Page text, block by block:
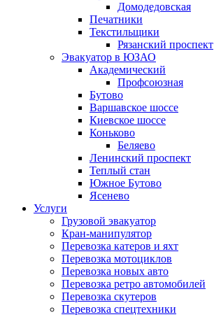
Домодедовская
Печатники
Текстильщики
Рязанский проспект
Эвакуатор в ЮЗАО
Академический
Профсоюзная
Бутово
Варшавское шоссе
Киевское шоссе
Коньково
Беляево
Ленинский проспект
Теплый стан
Южное Бутово
Ясенево
Услуги
Грузовой эвакуатор
Кран-манипулятор
Перевозка катеров и яхт
Перевозка мотоциклов
Перевозка новых авто
Перевозка ретро автомобилей
Перевозка скутеров
Перевозка спецтехники